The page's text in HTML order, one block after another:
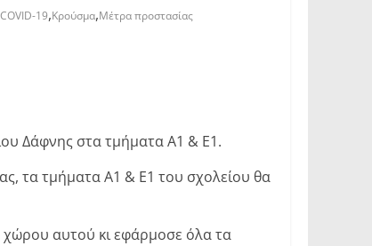
COVID-19,Κρούσμα,Μέτρα προστασίας
Δάφνης στα τμήματα Α1 & Ε1.
τα τμήματα Α1 & Ε1 του σχολείου θα
χώρου αυτού κι εφάρμοσε όλα τα